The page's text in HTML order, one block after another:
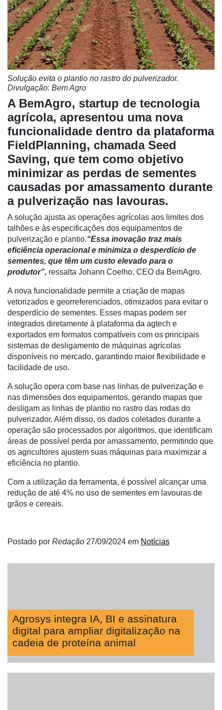
Cadastre-
se
Minha
conta
Notícias
Destaque
Troca
de
Cadeira
Artigos
Agenda
Agricultura
de
Precisão
Automação
e
Robótica
Conectividade
Dados
e
Análise
E-
Commerce
Informatização
da
Agricultura
Empresarial
Tecnologia
Liberali
Solução evita o plantio no rastro do pulverizador.
Divulgação: Bem Agro
A BemAgro, startup de tecnologia
agrícola, apresentou uma nova
funcionalidade dentro da plataforma
FieldPlanning, chamada Seed
Saving, que tem como objetivo
minimizar as perdas de sementes
causadas por amassamento durante
a pulverização nas lavouras.
A solução ajusta as operações agrícolas aos limites dos
talhões e às especificações dos equipamentos de
pulverização e plantio.“Essa inovação traz mais
eficiência operacional e minimiza o desperdício de
sementes, que têm um custo elevado para o
produtor”, ressalta Johann Coelho, CEO da BemAgro.
A nova funcionalidade permite a criação de mapas
vetorizados e georreferenciados, otimizados para evitar o
desperdício de sementes. Esses mapas podem ser
integrados diretamente à plataforma da agtech e
exportados em formatos compatíveis com os principais
sistemas de desligamento de máquinas agrícolas
disponíveis no mercado, garantindo maior flexibilidade e
facilidade de uso.
A solução opera com base nas linhas de pulverização e
nas dimensões dos equipamentos, gerando mapas que
desligam as linhas de plantio no rastro das rodas do
pulverizador. Além disso, os dados coletados durante a
operação são processados por algoritmos, que identificam
áreas de possível perda por amassamento, permitindo que
os agricultores ajustem suas máquinas para maximizar a
eficiência no plantio.
Com a utilização da ferramenta, é possível alcançar uma
redução de até 4% no uso de sementes em lavouras de
grãos e cereais.
Postado por Redação 27/09/2024 em Notícias
Agrosys integra IA, BI e assinatura
digital para ampliar digitalização na
cadeia de proteína animal